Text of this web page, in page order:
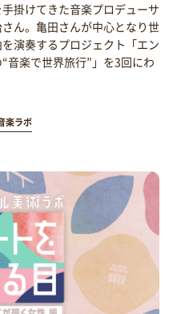
掛けてきた音楽プロデューサ
ん。亀田さんが中心となり世
演奏するプロジェクト「エン
楽で世界旅行”」を3回にわ
楽ラボ